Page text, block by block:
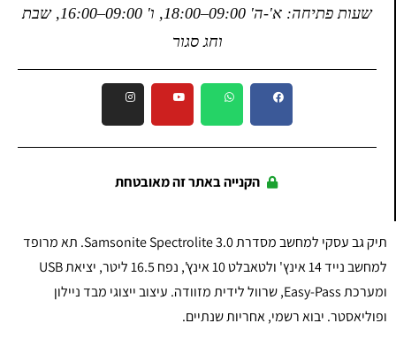
שעות פתיחה: א'-ה' 09:00–18:00, ו' 09:00–16:00, שבת
וחג סגור
הקנייה באתר זה מאובטחת
תיק גב עסקי למחשב מסדרת Samsonite Spectrolite 3.0. תא מרופד
למחשב נייד 14 אינץ' ולטאבלט 10 אינץ', נפח 16.5 ליטר, יציאת USB
ומערכת Easy-Pass, שרוול לידית מזוודה. עיצוב ייצוגי מבד ניילון
ופוליאסטר. יבוא רשמי, אחריות שנתיים.